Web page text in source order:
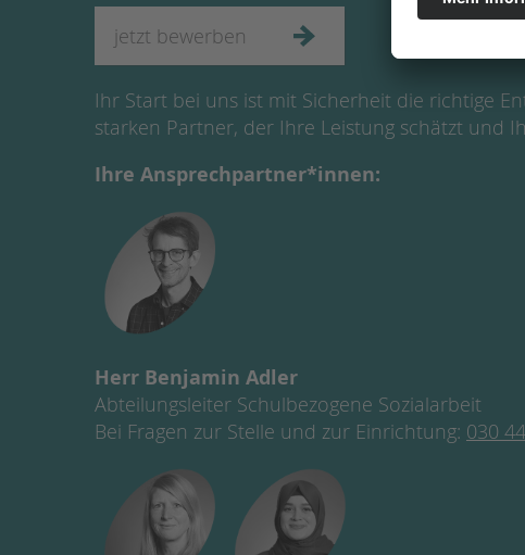
jetzt bewerben
Ihr Start bei uns ist mit Sicherheit die richtige
starken Partner, der Ihre Leistung schätzt und
Ihre Ansprechpartner*innen:
Herr Benjamin Adler
Abteilungsleiter Schulbezogene Sozialarbeit
Bei Fragen zur Stelle und zur Einrichtung: 030